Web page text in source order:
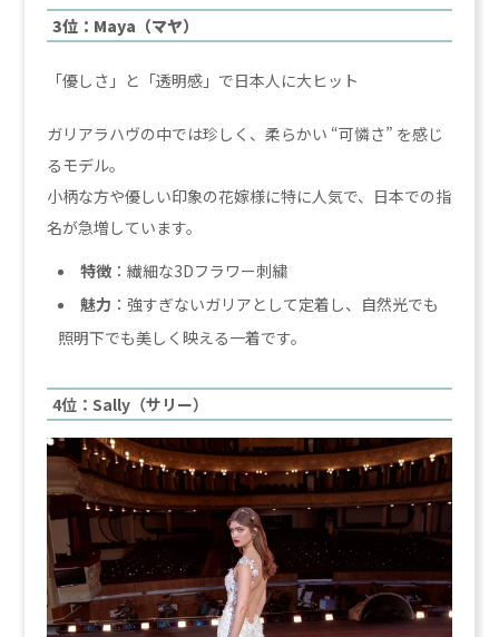
3位：Maya（マヤ）
「優しさ」と「透明感」で日本人に大ヒット
ガリアラハヴの中では珍しく、柔らかい “可憐さ” を感じ
るモデル。
小柄な方や優しい印象の花嫁様に特に人気で、日本での指
名が急増しています。
特徴 ：繊細な3Dフラワー刺繍
魅力 ：強すぎないガリアとして定着し、自然光でも
照明下でも美しく映える一着です。
4位：Sally（サリー）